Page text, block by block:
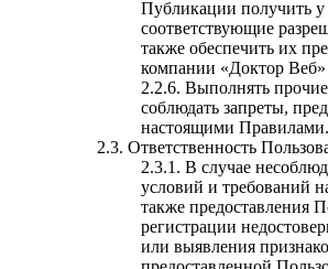
Публикации получить у
соответствующие
также обеспечить их
компании «Доктор
Выполнять
соблюдать запреты,
настоящими Правилами.
Ответственность
В случае
условий и требований
также предоставления
регистрации
или выявления